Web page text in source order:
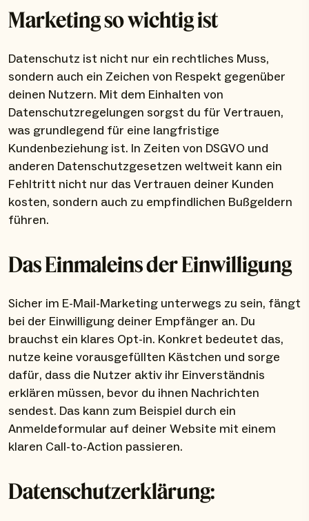
Marketing so wichtig ist
Datenschutz ist nicht nur ein rechtliches Muss,
sondern auch ein Zeichen von Respekt gegenüber
deinen Nutzern. Mit dem Einhalten von
Datenschutzregelungen sorgst du für Vertrauen,
was grundlegend für eine langfristige
Kundenbeziehung ist. In Zeiten von DSGVO und
anderen Datenschutzgesetzen weltweit kann ein
Fehltritt nicht nur das Vertrauen deiner Kunden
kosten, sondern auch zu empfindlichen Bußgeldern
führen.
Das Einmaleins der Einwilligung
Sicher im E-Mail-Marketing unterwegs zu sein, fängt
bei der Einwilligung deiner Empfänger an. Du
brauchst ein klares Opt-in. Konkret bedeutet das,
nutze keine vorausgefüllten Kästchen und sorge
dafür, dass die Nutzer aktiv ihr Einverständnis
erklären müssen, bevor du ihnen Nachrichten
sendest. Das kann zum Beispiel durch ein
Anmeldeformular auf deiner Website mit einem
klaren Call-to-Action passieren.
Datenschutzerklärung: